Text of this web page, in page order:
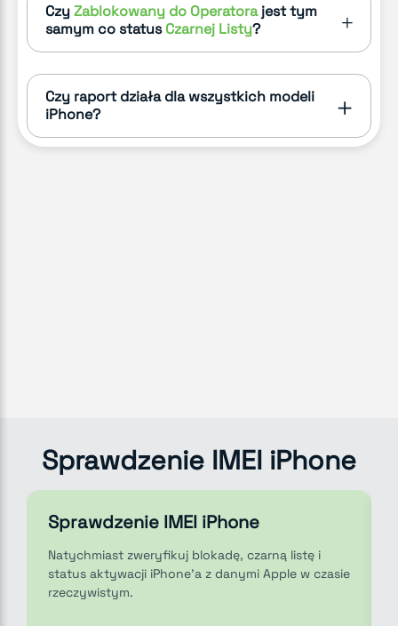
CzyZablokowany do Operatorajest tym
samym co statusCzarnej Listy?
Czy raport działa dla wszystkich modeli
iPhone?
Sprawdzenie IMEI iPhone
Sprawdzenie IMEI iPhone
Natychmiast zweryfikuj blokadę, czarną listę i
status aktywacji iPhone'a z danymi Apple w czasie
rzeczywistym.